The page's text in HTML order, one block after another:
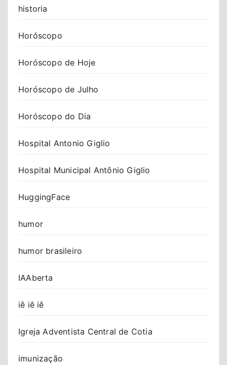
historia
Horóscopo
Horóscopo de Hoje
Horóscopo de Julho
Horóscopo do Dia
Hospital Antonio Giglio
Hospital Municipal Antônio Giglio
HuggingFace
humor
humor brasileiro
IAAberta
iê iê iê
Igreja Adventista Central de Cotia
imunização